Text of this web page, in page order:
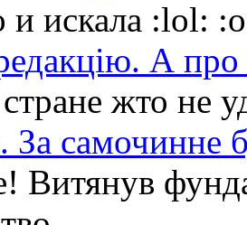
и искала :lol:
А
жто не
За самочинне
Витянув